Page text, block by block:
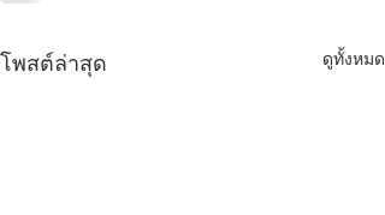
โพสต์ล่าสุด ดูทั้งหมด